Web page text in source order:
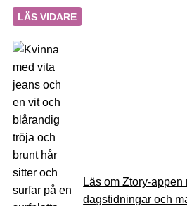
LÄS VIDARE
Läs om Ztory-
dagstidningar och